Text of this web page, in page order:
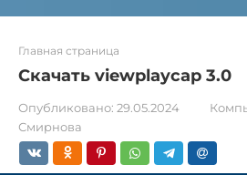
Главная страница
Скачать viewplaycap 3.0
Опубликовано: 29.05.2024
Смирнова